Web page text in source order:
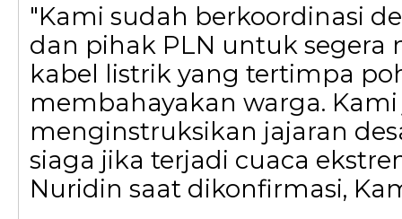
"Kami sudah berkoordinasi
dan pihak PLN untuk segera
kabel listrik yang tertimpa
membahayakan warga.
menginstruksikan jajaran
siaga jika terjadi cuaca
Nuridin saat dikonfirmasi,